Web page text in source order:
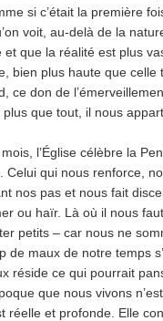
si c’était la première
voit, au-delà de la
et que la réalité est plus
bien plus haute que
ce don de
plus que tout, il nous
l’Église célèbre la
Celui qui nous renforce,
nos pas et nous fait
ou haïr. Là où il nous
petits – car nous ne
de maux de notre temps
réside ce qui pourrait
que nous vivons
réelle et profonde. Elle